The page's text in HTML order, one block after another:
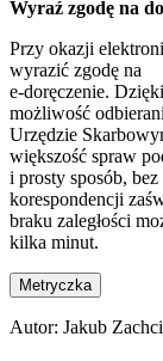
Wyraź zgodę na
Przy okazji
wyrazić zgodę na
e-doręczenie.
możliwość
Urzędzie
większość spraw
i prosty sposób,
korespondencji
braku zaległości
kilka minut.
Metryczka
Autor: Jakub